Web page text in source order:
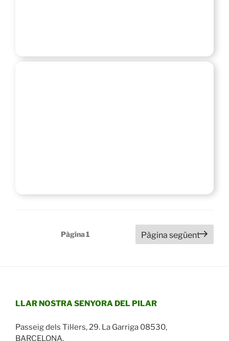
PaginacióPàgina1 Pàgina següent
LLAR NOSTRA SENYORA DEL PILAR
Passeig dels Til·lers, 29. La Garriga 08530,
BARCELONA.